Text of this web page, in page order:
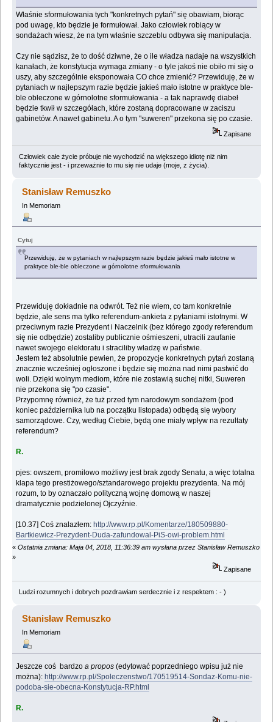
Właśnie sformułowania tych "konkretnych pytań" się obawiam, biorąc
pod uwagę, kto będzie je formułował. Jako człowiek robiący w
sondażach wiesz, że na tym właśnie szczeblu odbywa się manipulacja.
Czy nie sądzisz, że to dość dziwne, że o ile władza nadaje na wszystkich
kanałach, że konstytucja wymaga zmiany - o tyle jakoś nie obiło mi się o
uszy, aby szczególnie eksponowała CO chce zmienić? Przewiduję, że w
pytaniach w najlepszym razie będzie jakieś mało istotne w praktyce ble-
ble obleczone w górnolotne sformułowania - a tak naprawdę diabeł
będzie tkwił w szczegółach, które zostaną dopracowane w zaciszu
gabinetów. A nawet gabinetu. A o tym "suweren" przekona się po czasie.
Zapisane
Człowiek całe życie próbuje nie wychodzić na większego idiotę niż nim
faktycznie jest - i przeważnie to mu się nie udaje (moje, z życia).
Stanisław Remuszko
In Memoriam
Cytuj
Przewiduję, że w pytaniach w najlepszym razie będzie jakieś mało istotne w
praktyce ble-ble obleczone w górnolotne sformułowania
Przewiduję dokładnie na odwrót. Też nie wiem, co tam konkretnie
będzie, ale sens ma tylko referendum-ankieta z pytaniami istotnymi. W
przeciwnym razie Prezydent i Naczelnik (bez którego zgody referendum
się nie odbędzie) zostaliby publicznie ośmieszeni, utracili zaufanie
nawet swojego elektoratu i straciliby władzę w państwie.
Jestem też absolutnie pewien, że propozycje konkretnych pytań zostaną
znacznie wcześniej ogłoszone i będzie się można nad nimi pastwić do
woli. Dzięki wolnym mediom, które nie zostawią suchej nitki, Suweren
nie przekona się "po czasie".
Przypomnę również, że tuż przed tym narodowym sondażem (pod
koniec października lub na początku listopada) odbędą się wybory
samorządowe. Czy, według Ciebie, będą one miały wpływ na rezultaty
referendum?
R.
pjes: owszem, promilowo możliwy jest brak zgody Senatu, a więc totalna
klapa tego prestiżowego/sztandarowego projektu prezydenta. Na mój
rozum, to by oznaczało polityczną wojnę domową w naszej
dramatycznie podzielonej Ojczyźnie.
[10.37] Coś znalazłem:http://www.rp.pl/Komentarze/180509880-
Bartkiewicz-Prezydent-Duda-zafundowal-PiS-owi-problem.html
« Ostatnia zmiana: Maja 04, 2018, 11:36:39 am wysłana przez Stanisław Remuszko
»
Zapisane
Ludzi rozumnych i dobrych pozdrawiam serdecznie i z respektem : - )
Stanisław Remuszko
In Memoriam
Jeszcze coś bardzoa propos (edytować poprzedniego wpisu już nie
można): http://www.rp.pl/Spoleczenstwo/170519514-Sondaz-Komu-nie-
podoba-sie-obecna-Konstytucja-RP.html
R.